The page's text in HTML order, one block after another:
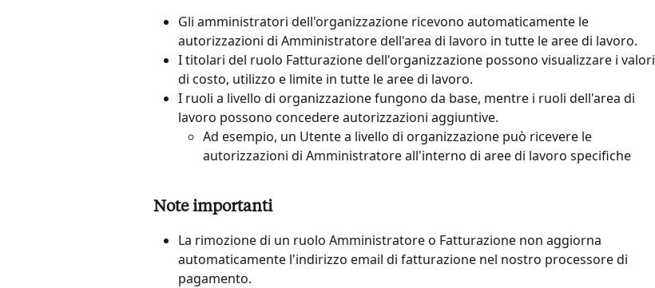
Gli amministratori dell'organizzazione ricevono automaticamente le
autorizzazioni di Amministratore dell'area di lavoro in tutte le aree di lavoro.
I titolari del ruolo Fatturazione dell'organizzazione possono visualizzare i valori
di costo, utilizzo e limite in tutte le aree di lavoro.
I ruoli a livello di organizzazione fungono da base, mentre i ruoli dell'area di
lavoro possono concedere autorizzazioni aggiuntive.
Ad esempio, un Utente a livello di organizzazione può ricevere le
autorizzazioni di Amministratore all'interno di aree di lavoro specifiche
Note importanti
La rimozione di un ruolo Amministratore o Fatturazione non aggiorna
automaticamente l'indirizzo email di fatturazione nel nostro processore di
pagamento.